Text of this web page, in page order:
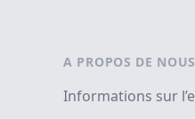
A PROPOS DE NOUS
Informations sur